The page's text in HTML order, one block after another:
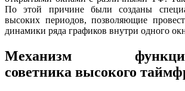
По этой причине были созданы
высоких периодов, позволяющие
динамики ряда графиков внутри одного
Механизм
советника высокого